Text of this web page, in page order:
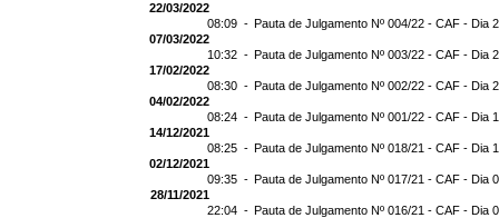
22/03/2022
08:09 - Pauta de Julgamento Nº 004/22 - CAF - Dia
07/03/2022
10:32 - Pauta de Julgamento Nº 003/22 - CAF - Dia
17/02/2022
08:30 - Pauta de Julgamento Nº 002/22 - CAF - Dia
04/02/2022
08:24 - Pauta de Julgamento Nº 001/22 - CAF - Dia
14/12/2021
08:25 - Pauta de Julgamento Nº 018/21 - CAF - Dia
02/12/2021
09:35 - Pauta de Julgamento Nº 017/21 - CAF - Dia
28/11/2021
22:04 - Pauta de Julgamento Nº 016/21 - CAF - Dia